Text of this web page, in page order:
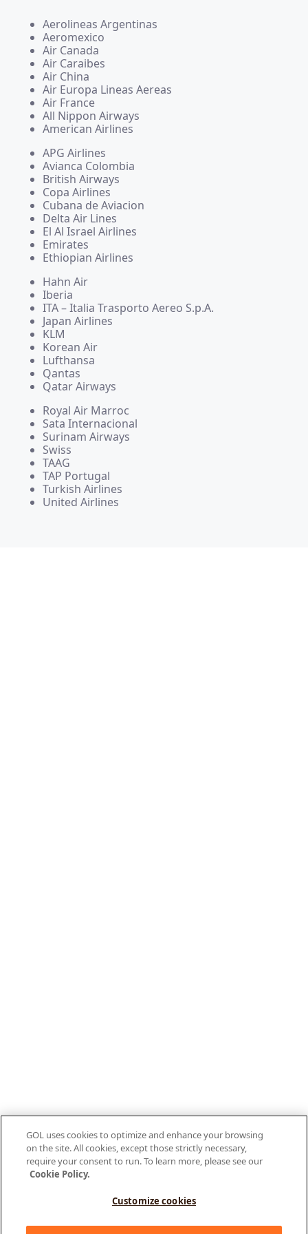
Olá, como posso te ajudar?
Aerolineas Argentinas
Aeromexico
Air Canada
Air Caraibes
Air China
Air Europa Lineas Aereas
Air France
All Nippon Airways
American Airlines
APG Airlines
Avianca Colombia
British Airways
Copa Airlines
Cubana de Aviacion
Delta Air Lines
El Al Israel Airlines
Emirates
Ethiopian Airlines
Hahn Air
Iberia
ITA – Italia Trasporto Aereo S.p.A.
Japan Airlines
KLM
Korean Air
Lufthansa
Qantas
Qatar Airways
Royal Air Marroc
Sata Internacional
Surinam Airways
Swiss
TAAG
TAP Portugal
Turkish Airlines
United Airlines
GOL uses cookies to optimize and enhance your browsing
on the site. All cookies, except those strictly necessary,
require your consent to run. To learn more, please see our
Cookie Policy.
Customize cookies